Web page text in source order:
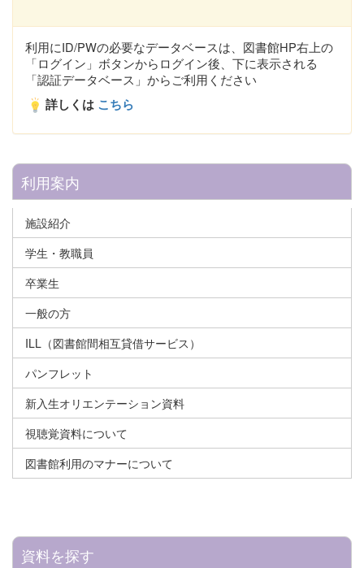
利用にID/PWの必要なデータベースは、図書館HP右上の
「ログイン」ボタンからログイン後、下に表示される
「認証データベース」からご利用ください
詳しくは こちら
利用案内
施設紹介
学生・教職員
卒業生
一般の方
ILL（図書館間相互貸借サービス）
パンフレット
新入生オリエンテーション資料
視聴覚資料について
図書館利用のマナーについて
資料を探す